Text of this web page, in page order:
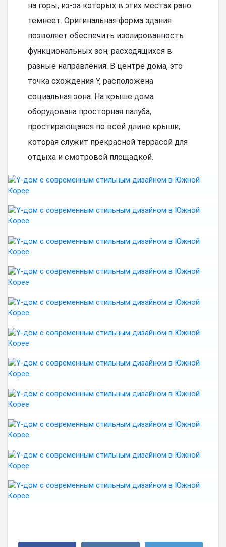
на горы, из-за которых в этих местах рано
темнеет. Оригинальная форма здания
позволяет обеспечить изолированность
функциональных зон, расходящихся в
разные направления. В центре дома, это
точка схождения Y, расположена
социальная зона. На крыше дома
оборудована просторная палуба,
простирающаяся по всей длине крыши,
которая служит прекрасной террасой для
отдыха и смотровой площадкой.